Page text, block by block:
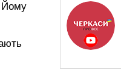
Йому